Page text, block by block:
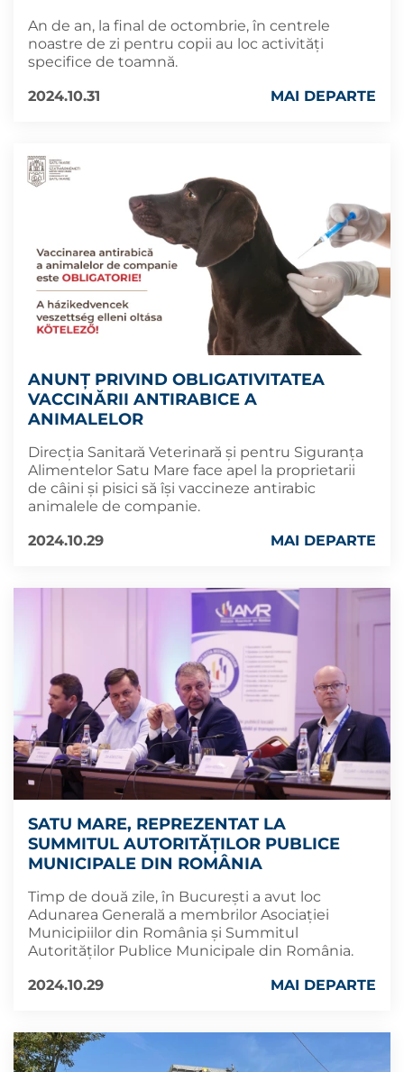
An de an, la final de octombrie, în centrele
noastre de zi pentru copii au loc activități
specifice de toamnă.
2024.10.31
MAI DEPARTE
ANUNȚ PRIVIND OBLIGATIVITATEA
VACCINĂRII ANTIRABICE A
ANIMALELOR
Direcția Sanitară Veterinară și pentru Siguranța
Alimentelor Satu Mare face apel la proprietarii
de câini și pisici să își vaccineze antirabic
animalele de companie.
2024.10.29
MAI DEPARTE
SATU MARE, REPREZENTAT LA
SUMMITUL AUTORITĂȚILOR PUBLICE
MUNICIPALE DIN ROMÂNIA
Timp de două zile, în București a avut loc
Adunarea Generală a membrilor Asociației
Municipiilor din România și Summitul
Autorităților Publice Municipale din România.
2024.10.29
MAI DEPARTE